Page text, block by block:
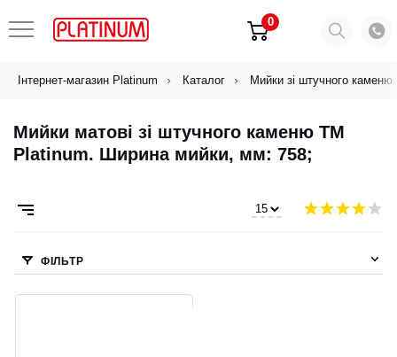
0
Інтернет-магазин Platinum Каталог Мийки зі штучного каменю
Мийки матові зі штучного каменю ТМ
Platinum. Ширина мийки, мм: 758;
ФІЛЬТР